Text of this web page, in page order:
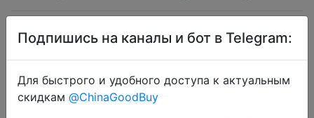
$1.59
Coins
Подпишись на каналы и бот в Telegram:
Для быстрого и удобного доступа к актуальным
скидкам @ChinaGoodBuy